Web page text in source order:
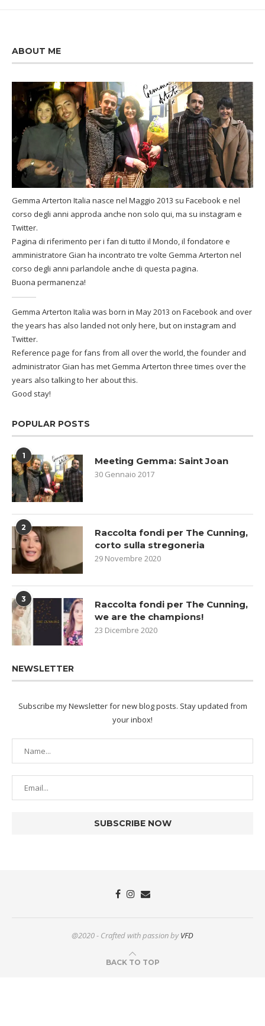
ABOUT ME
Gemma Arterton Italia nasce nel Maggio 2013 su Facebook e nel
corso degli anni approda anche non solo qui, ma su instagram e
Twitter.
Pagina di riferimento per i fan di tutto il Mondo, il fondatore e
amministratore Gian ha incontrato tre volte Gemma Arterton nel
corso degli anni parlandole anche di questa pagina.
Buona permanenza!
Gemma Arterton Italia was born in May 2013 on Facebook and over
the years has also landed not only here, but on instagram and
Twitter.
Reference page for fans from all over the world, the founder and
administrator Gian has met Gemma Arterton three times over the
years also talking to her about this.
Good stay!
POPULAR POSTS
1 Meeting Gemma: Saint Joan
30 Gennaio 2017
2
Raccolta fondi per The Cunning,
corto sulla stregoneria
29 Novembre 2020
3
Raccolta fondi per The Cunning,
we are the champions!
23 Dicembre 2020
NEWSLETTER
Subscribe my Newsletter for new blog posts. Stay updated from
your inbox!
@2020 - Crafted with passion byVFD
BACK TO TOP